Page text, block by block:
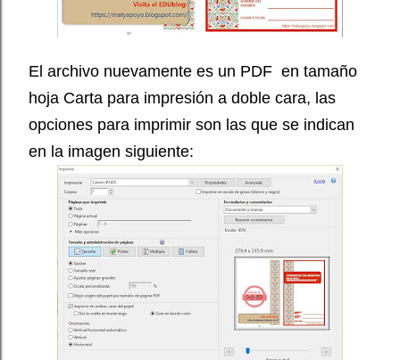
El archivo nuevamente es un PDF en tamaño
hoja Carta para impresión a doble cara, las
opciones para imprimir son las que se indican
en la imagen siguiente: